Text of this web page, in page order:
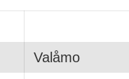
Valåmo